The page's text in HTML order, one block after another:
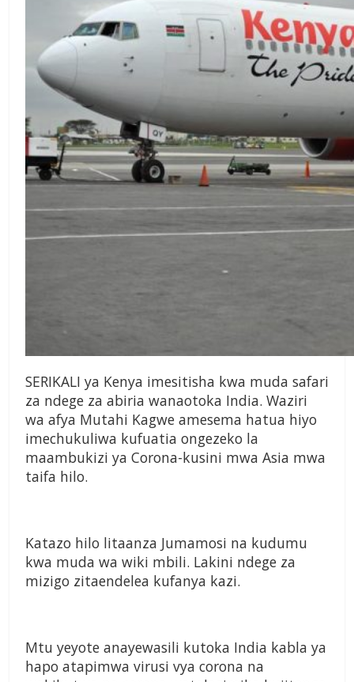
SERIKALI ya Kenya imesitisha kwa muda safari
za ndege za abiria wanaotoka India. Waziri
wa afya Mutahi Kagwe amesema hatua hiyo
imechukuliwa kufuatia ongezeko la
maambukizi ya Corona-kusini mwa Asia mwa
taifa hilo.
Katazo hilo litaanza Jumamosi na kudumu
kwa muda wa wiki mbili. Lakini ndege za
mizigo zitaendelea kufanya kazi.
Mtu yeyote anayewasili kutoka India kabla ya
hapo atapimwa virusi vya corona na